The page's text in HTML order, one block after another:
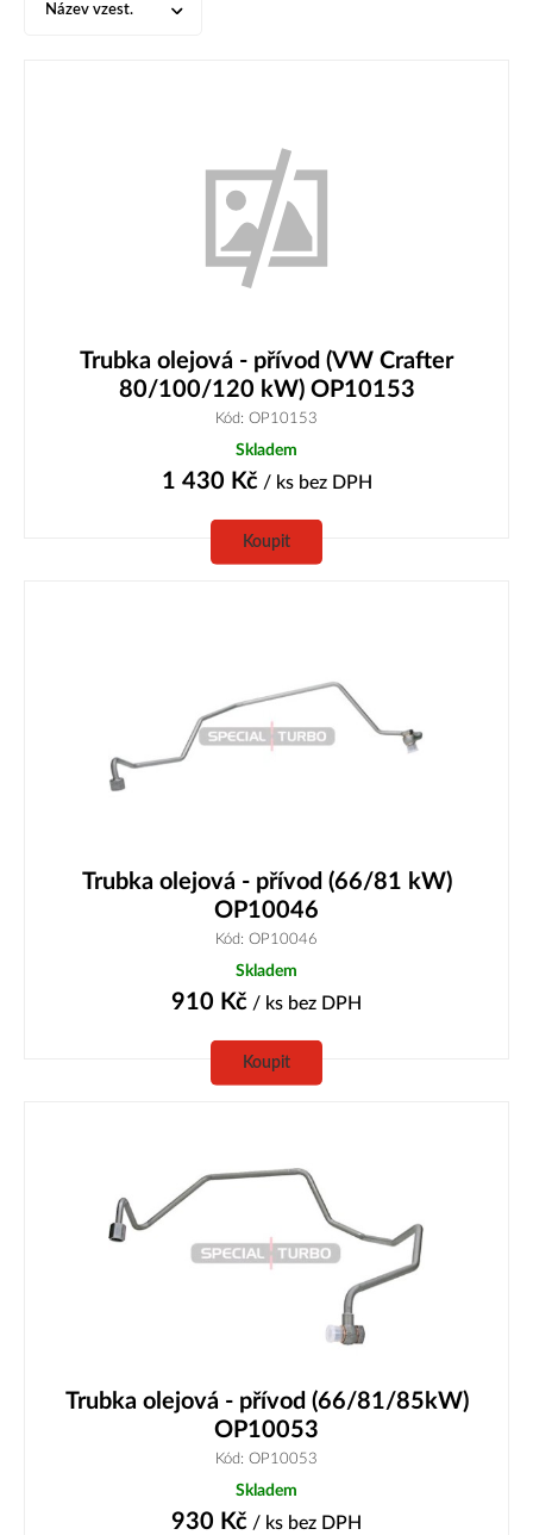
Název vzest.
Trubka olejová - přívod (VW Crafter
80/100/120 kW) OP10153
Kód: OP10153
Skladem
1 430 Kč/ ks bez DPH
Koupit
Trubka olejová - přívod (66/81 kW)
OP10046
Kód: OP10046
Skladem
910 Kč / ks bez DPH
Koupit
Trubka olejová - přívod (66/81/85kW)
OP10053
Kód: OP10053
Skladem
930 Kč / ks bez DPH